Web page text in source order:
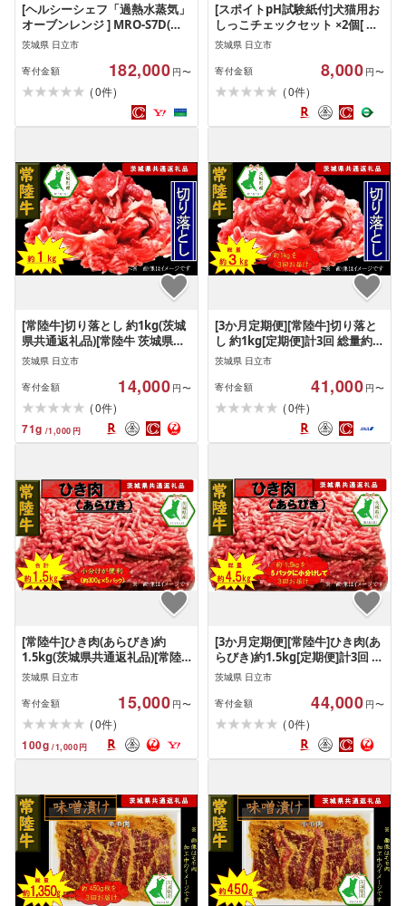
[ヘルシーシェフ「過熱水蒸気」
オーブンレンジ ] MRO-S7D(W)[
HITACHI 日立 家電 電子レンジ
フラット庫内 オーブン レンジ
茨城県 日立市 ]
茨城県 日立市
寄付金額 182,000 円〜
(0件)
[スポイトpH試験紙付]犬猫用お
しっこチェックセット ×2個[ ペ
ット用品 茨城県 日立市 ]
茨城県 日立市
寄付金額 8,000 円〜
(0件)
[常陸牛]切り落とし 約1kg(茨城
県共通返礼品)[常陸牛 茨城県産
日立市]
茨城県 日立市
寄付金額 14,000 円〜
(0件)
71g /1,000 円
[3か月定期便][常陸牛]切り落と
し 約1kg[定期便]計3回 総量約
3kg(茨城県共通返礼品)[常陸牛
茨城県産 日立市]
茨城県 日立市
寄付金額 41,000 円〜
(0件)
[常陸牛]ひき肉(あらびき)約
1.5kg(茨城県共通返礼品)[常陸
牛 茨城県産 日立市]
茨城県 日立市
寄付金額 15,000 円〜
(0件)
100g /1,000円
[3か月定期便][常陸牛]ひき肉(あ
らびき)約1.5kg[定期便]計3回 総
量約4.5kg(茨城県共通返礼品)
[常陸牛 茨城県産 日立市]
茨城県 日立市
寄付金額 44,000 円〜
(0件)